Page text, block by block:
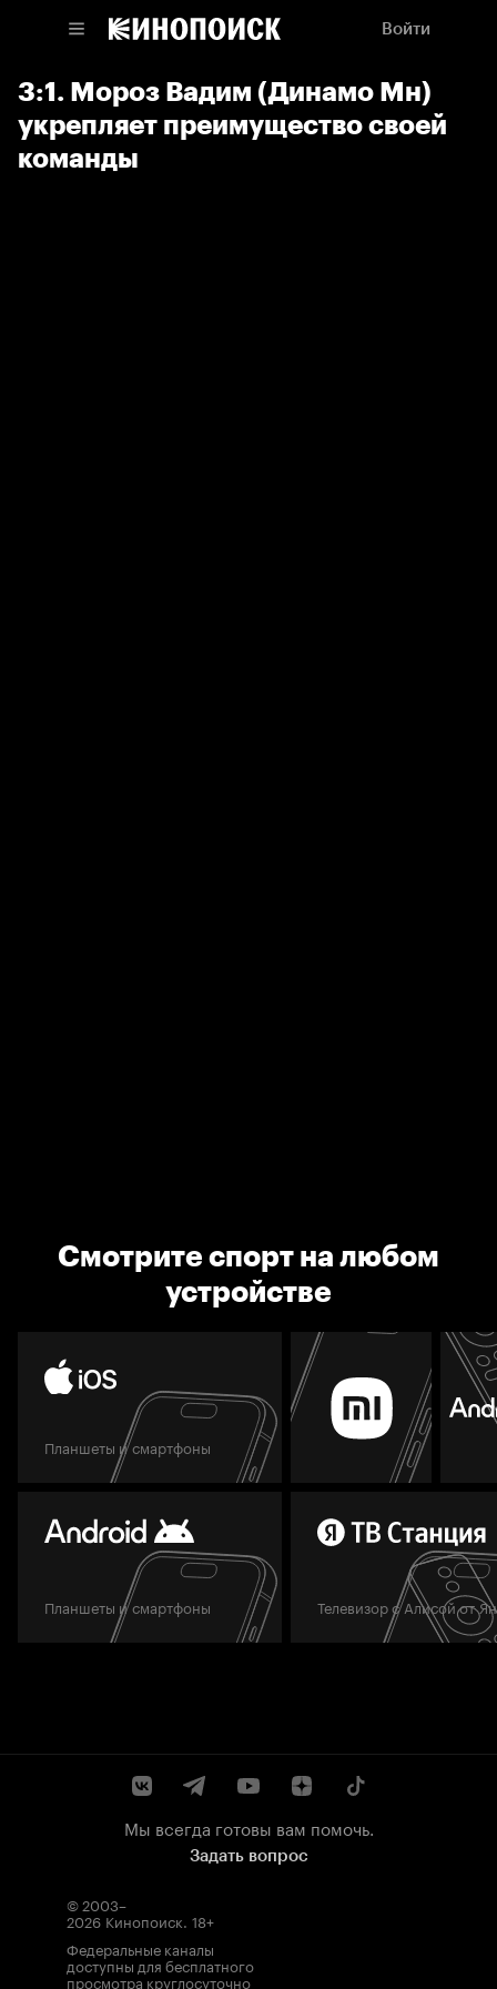
Войти
3:1. Мороз Вадим (Динамо Мн)
укрепляет преимущество своей
команды
Смотрите спорт на любом
устройстве
Планшеты и смартфоны
Планшеты и смартфоны Телевизор с Алисой от
Мы всегда готовы вам помочь.
Задать вопрос
© 2003–
2026 Кинопоиск. 18+
Федеральные каналы
доступны для бесплатного
просмотра круглосуточно